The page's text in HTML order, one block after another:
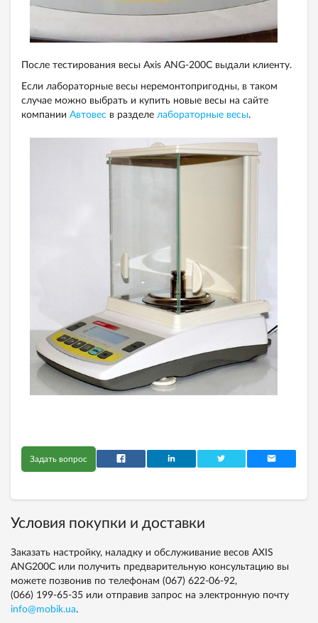
После тестирования весы Axis ANG-200C выдали клиенту.
Если лабораторные весы неремонтопригодны, в таком
случае можно выбрать и купить новые весы на сайте
компании Автовес в разделе лабораторные весы.
Задать вопрос
Условия покупки и доставки
Заказать настройку, наладку и обслуживание весов AXIS
ANG200C или получить предварительную консультацию вы
можете позвонив по телефонам (067) 622-06-92,
(066) 199-65-35 или отправив запрос на электронную почту
info@mobik.ua.